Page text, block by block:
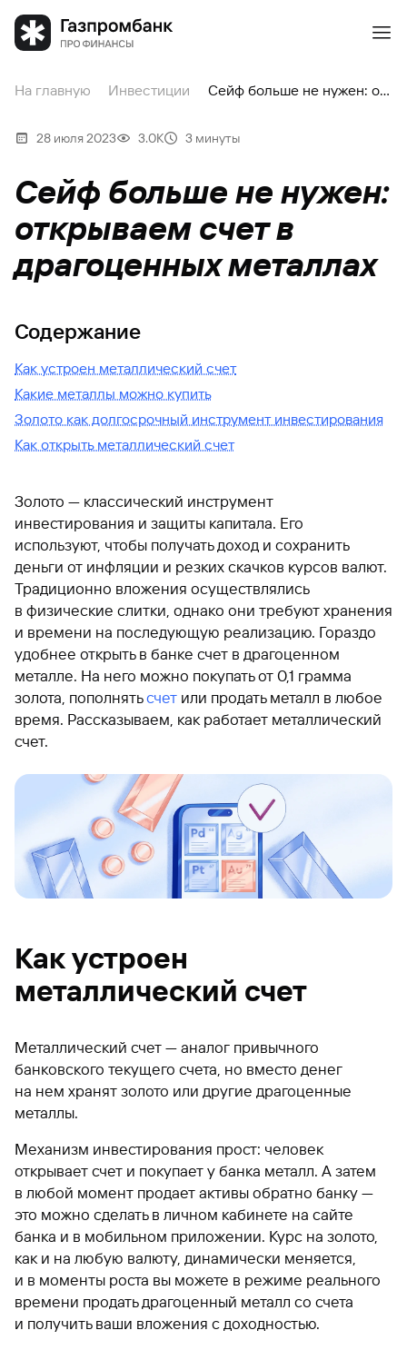
На главную Инвестиции Сейф больше не нужен: открываем счет в драгоценных металлах
28 июля 2023 3.0К 3 минуты
Сейф больше не нужен:
открываем счет в
драгоценных металлах
Содержание
Как устроен металлический счет
Какие металлы можно купить
Золото как долгосрочный инструмент инвестирования
Как открыть металлический счет
Золото — классический инструмент
инвестирования и защиты капитала. Его
используют, чтобы получать доход и сохранить
деньги от инфляции и резких скачков курсов валют.
Традиционно вложения осуществлялись
в физические слитки, однако они требуют хранения
и времени на последующую реализацию. Гораздо
удобнее открыть в банке счет в драгоценном
металле. На него можно покупать от 0,1 грамма
золота, пополнятьсчет или продать металл в любое
время. Рассказываем, как работает металлический
счет.
Как устроен
металлический счет
Металлический счет — аналог привычного
банковского текущего счета, но вместо денег
на нем хранят золото или другие драгоценные
металлы.
Механизм инвестирования прост: человек
открывает счет и покупает у банка металл. А затем
в любой момент продает активы обратно банку —
это можно сделать в личном кабинете на сайте
банка и в мобильном приложении. Курс на золото,
как и на любую валюту, динамически меняется,
и в моменты роста вы можете в режиме реального
времени продать драгоценный металл со счета
и получить ваши вложения с доходностью.